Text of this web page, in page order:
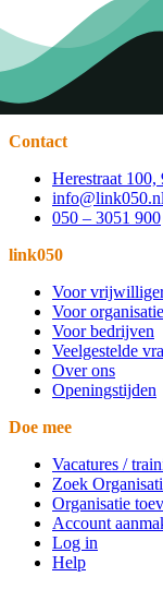
Contact
Herestraat
050 – 3051 900
link050
Voor
Voor
Voor bedrijven
Veelgestelde
Over ons
Openingstijden
Doe mee
Vacatures /
Zoek
Organisatie
Account
Log in
Help